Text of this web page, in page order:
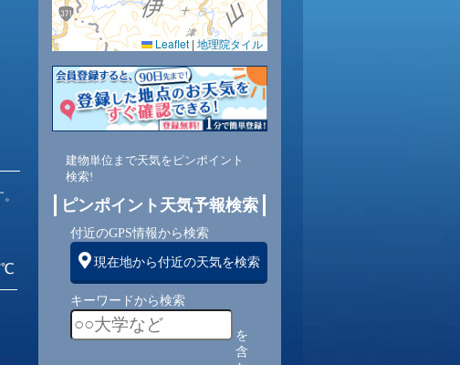
Leaflet | 地理院タイル
建物単位まで天気をピンポイント
検索!
ピンポイント天気予報検索
付近のGPS情報から検索
現在地から付近の天気を検索
キーワードから検索
を
含